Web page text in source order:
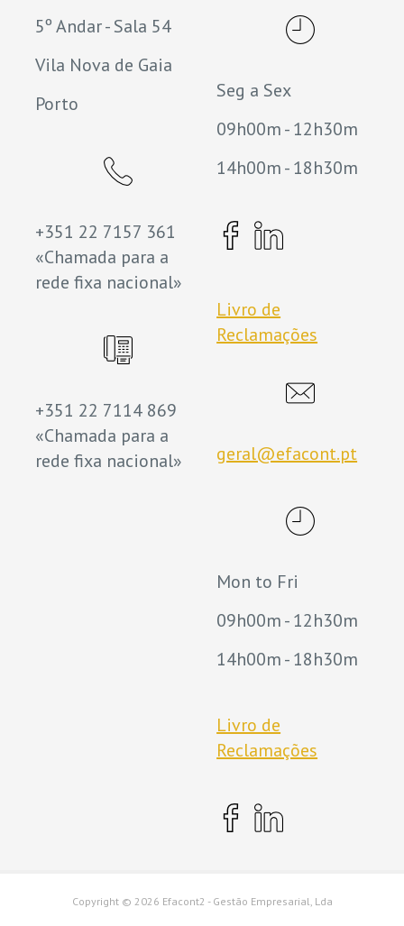
5º Andar - Sala 54
Vila Nova de Gaia
Porto
+351 22 7157 361
«Chamada para a
rede fixa nacional»
+351 22 7114 869
«Chamada para a
rede fixa nacional»
Seg a Sex
09h00m - 12h30m
14h00m - 18h30m
Livro de
Reclamações
geral@efacont.pt
Mon to Fri
09h00m - 12h30m
14h00m - 18h30m
Livro de
Reclamações
Copyright © 2026 Efacont2 - Gestão Empresarial, Lda